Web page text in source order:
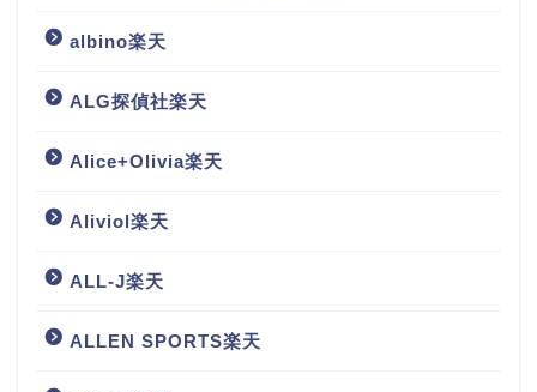
albino楽天
ALG探偵社楽天
Alice+Olivia楽天
Aliviol楽天
ALL-J楽天
ALLEN SPORTS楽天